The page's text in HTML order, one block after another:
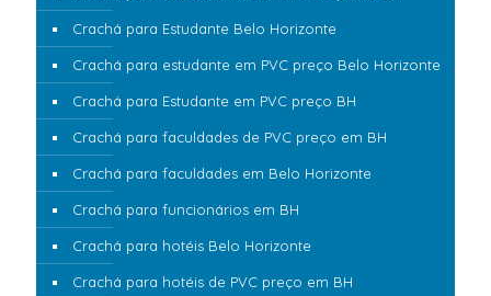
Crachá para Estudante Belo Horizonte
Crachá para estudante em PVC preço Belo Horizonte
Crachá para Estudante em PVC preço BH
Crachá para faculdades de PVC preço em BH
Crachá para faculdades em Belo Horizonte
Crachá para funcionários em BH
Crachá para hotéis Belo Horizonte
Crachá para hotéis de PVC preço em BH